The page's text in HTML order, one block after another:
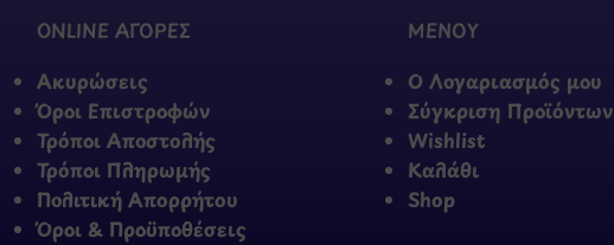
ONLINE ΑΓΟΡΕΣ
Ακυρώσεις
Όροι Επιστροφών
Τρόποι Αποστολής
Τρόποι Πληρωμής
Πολιτική Απορρήτου
Όροι & Προϋποθέσεις
ΜΕΝΟΥ
Ο Λογαριασμός μου
Σύγκριση Προϊόντων
Wishlist
Καλάθι
Shop